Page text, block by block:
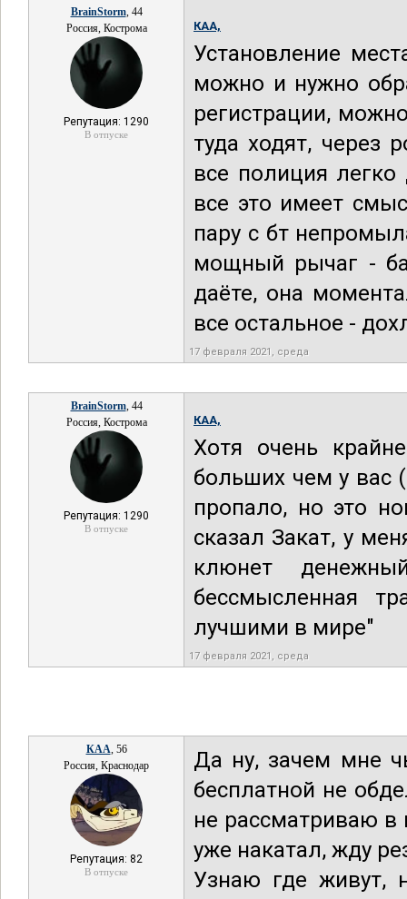
BrainStorm, 44
Россия, Кострома
Репутация: 1290
В отпуске
КАА,
Установление
можно и нужно
регистрации,
туда ходят, через
все полиция
все это имеет
пару с бт
мощный рычаг -
даёте, она
все остальное -
17 февраля 2021, среда
BrainStorm, 44
Россия, Кострома
Репутация: 1290
В отпуске
КАА,
Хотя очень
больших чем у вас
пропало, но это
сказал Закат, у
клюнет
бессмысленная
лучшими в мире"
17 февраля 2021, среда
КАА, 56
Россия, Краснодар
Репутация: 82
В отпуске
Да ну, зачем мне
бесплатной не
не рассматриваю
уже накатал, жду
Узнаю где живут,